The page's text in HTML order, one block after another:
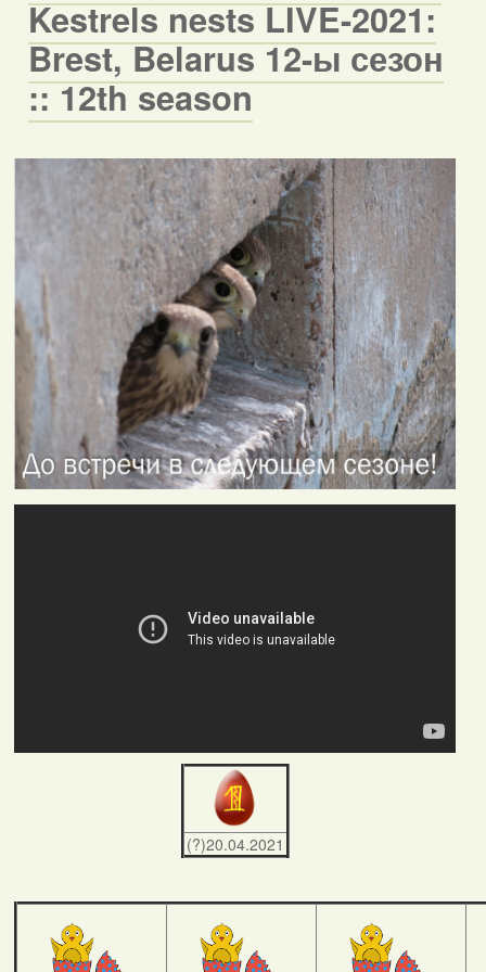
Kestrels nests LIVE-2021:
Brest, Belarus 12-ы сезон
:: 12th season
(?)20.04.2021